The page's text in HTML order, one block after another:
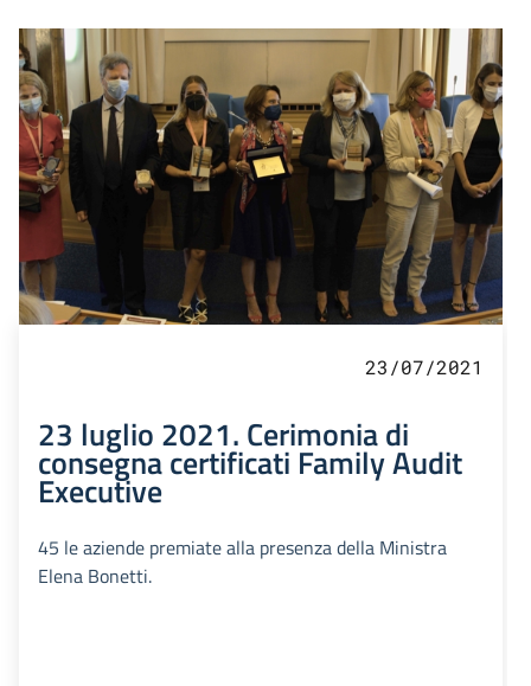
23/07/2021
23 luglio 2021. Cerimonia di
consegna certificati Family Audit
Executive
45 le aziende premiate alla presenza della Ministra
Elena Bonetti.